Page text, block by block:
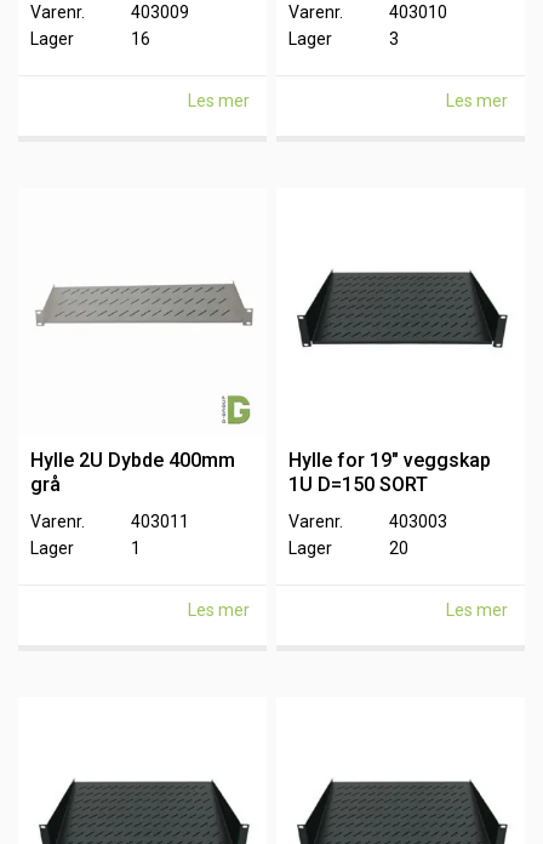
Varenr.
403009
Lager
16
Les mer
Varenr.
403010
Lager
3
Les mer
Hylle 2U Dybde 400mm
grå
Varenr.
403011
Lager
1
Les mer
Hylle for 19" veggskap
1U D=150 SORT
Varenr.
403003
Lager
20
Les mer